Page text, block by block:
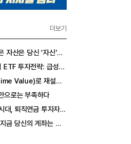
더보기
산은 당신 ‘자신’이다
접고, 이제 '실적'이 가르는 하반기를 맞다
후 안정적 생활보장과 평생소득 전략
으로는 부족하다
왜 지금 FOMO를 경계해야 하는가
의 계좌는 어느 편인가?